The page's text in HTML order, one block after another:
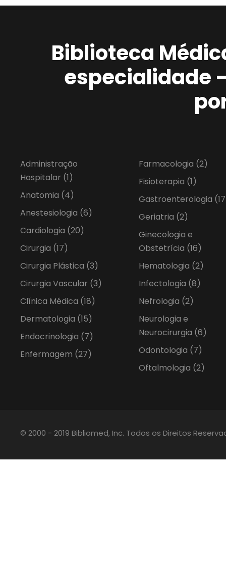
Biblioteca
especialidade
Administração
Hospitalar (1)
Anatomia (4)
Anestesiologia (6)
Cardiologia (20)
Cirurgia (17)
Cirurgia Plástica (3)
Cirurgia Vascular (3)
Clínica Médica (18)
Dermatologia (15)
Endocrinologia (7)
Enfermagem (27)
Farmacologia (2)
Fisioterapia (1)
Gastroenterologia
Geriatria (2)
Ginecologia e
Obstetrícia (16)
Hematologia (2)
Infectologia (8)
Nefrologia (2)
Neurologia e
Neurocirurgia (6)
Odontologia (7)
Oftalmologia (2)
© 2000 - 2019 Bibliomed, Inc. Todos os Direitos